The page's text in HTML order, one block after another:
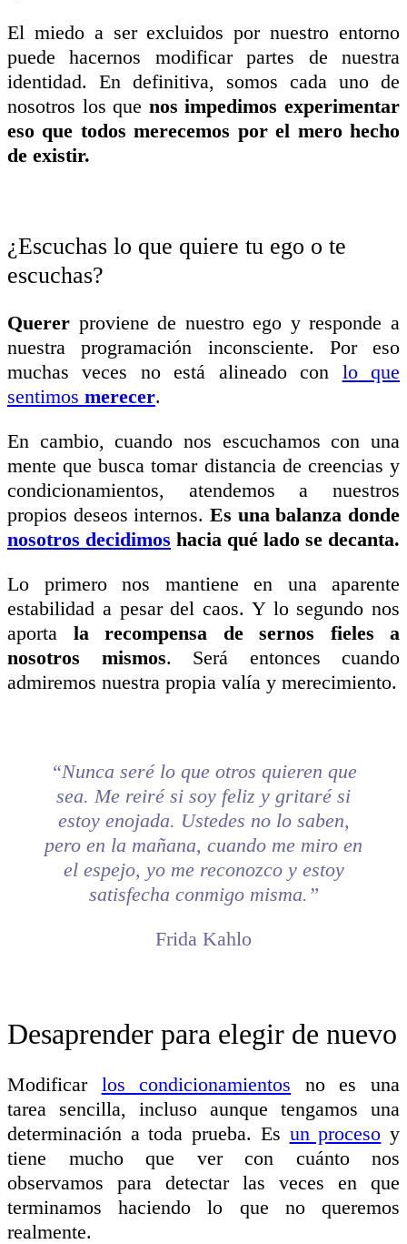
El miedo a ser excluidos por nuestro entorno
puede hacernos modificar partes de nuestra
identidad. En definitiva, somos cada uno de
nosotros los que nos impedimos experimentar
eso que todos merecemos por el mero hecho
de existir.
¿Escuchas lo que quiere tu ego o te
escuchas?
Querer proviene de nuestro ego y responde a
nuestra programación inconsciente. Por eso
muchas veces no está alineado con lo que
sentimos merecer.
En cambio, cuando nos escuchamos con una
mente que busca tomar distancia de creencias y
condicionamientos, atendemos a nuestros
propios deseos internos. Es una balanza donde
nosotros decidimos hacia qué lado se decanta.
Lo primero nos mantiene en una aparente
estabilidad a pesar del caos. Y lo segundo nos
aporta la recompensa de sernos fieles a
nosotros mismos. Será entonces cuando
admiremos nuestra propia valía y merecimiento.
“Nunca seré lo que otros quieren que
sea. Me reiré si soy feliz y gritaré si
estoy enojada. Ustedes no lo saben,
pero en la mañana, cuando me miro en
el espejo, yo me reconozco y estoy
satisfecha conmigo misma.”
Frida Kahlo
Desaprender para elegir de nuevo
Modificar los condicionamientos no es una
tarea sencilla, incluso aunque tengamos una
determinación a toda prueba. Es un proceso y
tiene mucho que ver con cuánto nos
observamos para detectar las veces en que
terminamos haciendo lo que no queremos
realmente.